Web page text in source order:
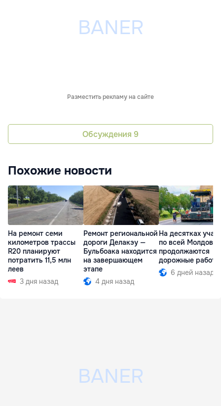
Разместить рекламу на сайте
Обсуждения 9
Похожие новости
На ремонт семи
километров трассы
R20 планируют
потратить 11,5 млн
леев
3 дня назад
Ремонт региональной
дороги Делакэу —
Бульбоака находится
на завершающем
этапе
4 дня назад
На десятках
по всей Молдове
продолжаются
дорожные работы
6 дней назад